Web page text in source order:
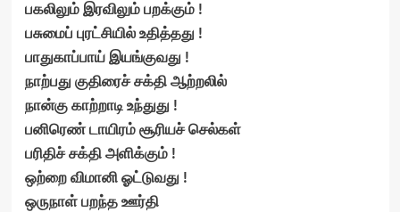
பகலிலும் இரவிலும் பறக்கும் !
பசுமைப் புரட்சியில் உதித்தது !
பாதுகாப்பாய் இயங்குவது !
நாற்பது குதிரைச் சக்தி ஆற்றலில்
நான்கு காற்றாடி உந்துது !
பனிரெண் டாயிரம் சூரியச் செல்கள்
பரிதிச் சக்தி அளிக்கும் !
ஒற்றை விமானி ஓட்டுவது !
ஒருநாள் பறந்த ஊர்தி